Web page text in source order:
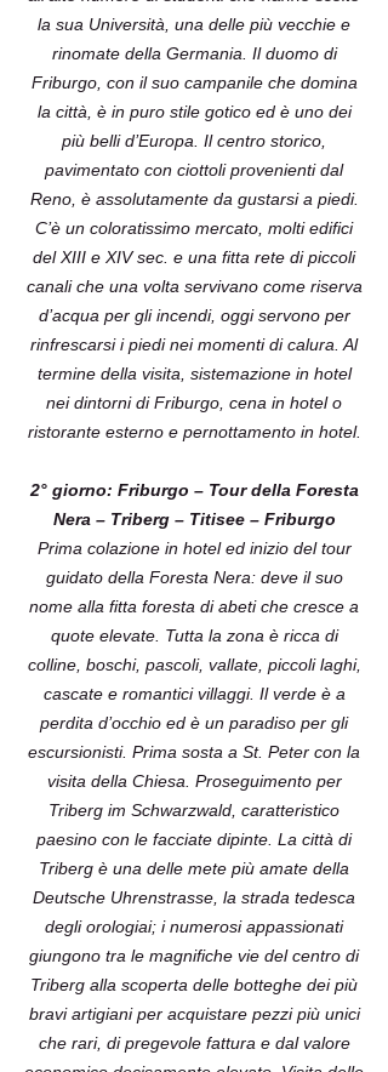
la sua Università, una delle più vecchie e
rinomate della Germania. Il duomo di
Friburgo, con il suo campanile che domina
la città, è in puro stile gotico ed è uno dei
più belli d’Europa. Il centro storico,
pavimentato con ciottoli provenienti dal
Reno, è assolutamente da gustarsi a piedi.
C’è un coloratissimo mercato, molti edifici
del XIII e XIV sec. e una fitta rete di piccoli
canali che una volta servivano come riserva
d’acqua per gli incendi, oggi servono per
rinfrescarsi i piedi nei momenti di calura. Al
termine della visita, sistemazione in hotel
nei dintorni di Friburgo, cena in hotel o
ristorante esterno e pernottamento in hotel.
2° giorno: Friburgo – Tour della Foresta
Nera – Triberg – Titisee – Friburgo
Prima colazione in hotel ed inizio del tour
guidato della Foresta Nera: deve il suo
nome alla fitta foresta di abeti che cresce a
quote elevate. Tutta la zona è ricca di
colline, boschi, pascoli, vallate, piccoli laghi,
cascate e romantici villaggi. Il verde è a
perdita d’occhio ed è un paradiso per gli
escursionisti. Prima sosta a St. Peter con la
visita della Chiesa. Proseguimento per
Triberg im Schwarzwald, caratteristico
paesino con le facciate dipinte. La città di
Triberg è una delle mete più amate della
Deutsche Uhrenstrasse, la strada tedesca
degli orologiai; i numerosi appassionati
giungono tra le magnifiche vie del centro di
Triberg alla scoperta delle botteghe dei più
bravi artigiani per acquistare pezzi più unici
che rari, di pregevole fattura e dal valore